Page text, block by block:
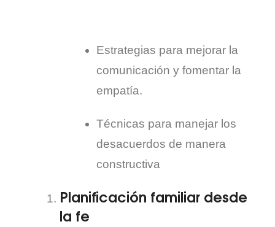
Estrategias para mejorar la
comunicación y fomentar la
empatía.
Técnicas para manejar los
desacuerdos de manera
constructiva
Planificación familiar desde
la fe